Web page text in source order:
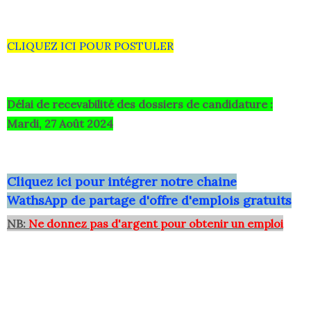
CLIQUEZ ICI POUR POSTULER
Délai de recevabilité des dossiers de candidature :
Mardi, 27 Août 2024
Cliquez ici pour intégrer notre chaine
WathsApp de partage d'offre d'emplois gratuits
NB: Ne donnez pas d'argent pour obtenir un emploi